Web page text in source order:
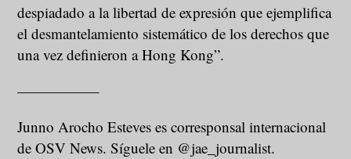
despiadado a la libertad de expresión que ejemplifica
el desmantelamiento sistemático de los derechos que
una vez definieron a Hong Kong”.
—————–
Junno Arocho Esteves es corresponsal internacional
de OSV News. Síguele en @jae_journalist.